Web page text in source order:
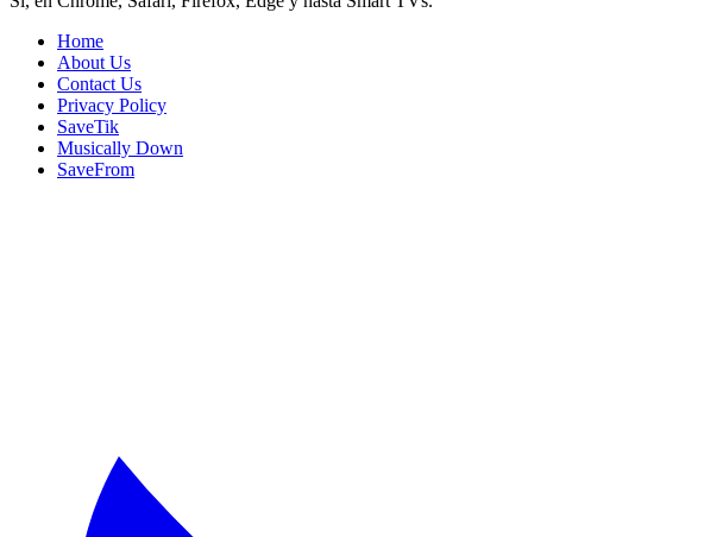
Home
About Us
Contact Us
Privacy Policy
SaveTik
Musically Down
SaveFrom